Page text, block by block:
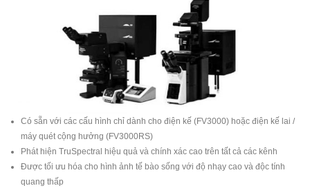
Có sẵn với các cấu hình chỉ dành cho điện kế (FV3000) hoặc điện kế lai /
máy quét cộng hưởng (FV3000RS)
Phát hiện TruSpectral hiệu quả và chính xác cao trên tất cả các kênh
Được tối ưu hóa cho hình ảnh tế bào sống với độ nhạy cao và độc tính
quang thấp